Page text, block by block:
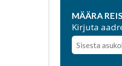
MÄÄRA
Kirjuta